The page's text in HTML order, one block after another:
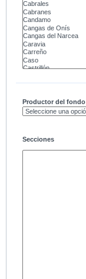
Productor del fondo
Secciones